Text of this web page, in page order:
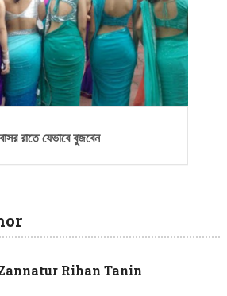
রাতে যেভাবে বুজবেন
Rihan Tanin